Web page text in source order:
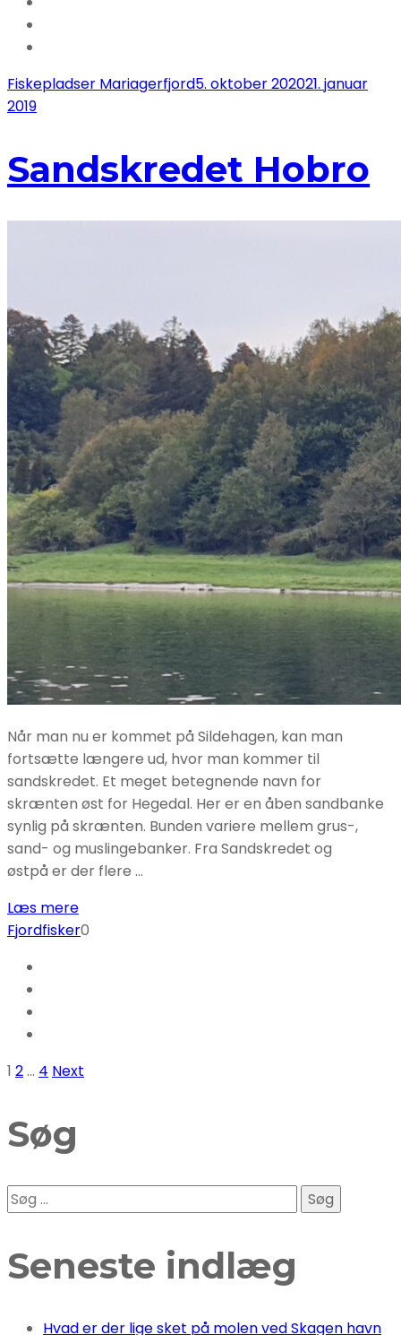
Fiskepladser Mariagerfjord5. oktober 202021. januar
2019
Sandskredet Hobro
Når man nu er kommet på Sildehagen, kan man
fortsætte længere ud, hvor man kommer til
sandskredet. Et meget betegnende navn for
skrænten øst for Hegedal. Her er en åben sandbanke
synlig på skrænten. Bunden variere mellem grus-,
sand- og muslingebanker. Fra Sandskredet og
østpå er der flere …
Læs mere
Fjordfisker0
Indlægsinddeling
Page
1 Page
2… Page
4 Next
Søg
Søg
efter:
Seneste indlæg
Hvad er der lige sket på molen ved Skagen havn